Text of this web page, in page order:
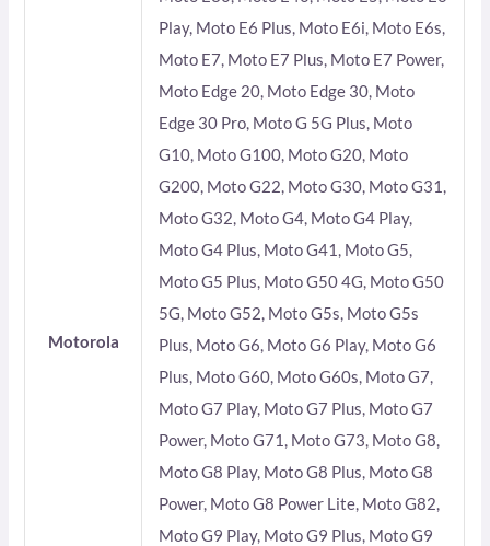
Motorola
Play, Moto E6 Plus, Moto E6i, Moto E6s,
Moto E7, Moto E7 Plus, Moto E7 Power,
Moto Edge 20, Moto Edge 30, Moto
Edge 30 Pro, Moto G 5G Plus, Moto
G10, Moto G100, Moto G20, Moto
G200, Moto G22, Moto G30, Moto G31,
Moto G32, Moto G4, Moto G4 Play,
Moto G4 Plus, Moto G41, Moto G5,
Moto G5 Plus, Moto G50 4G, Moto G50
5G, Moto G52, Moto G5s, Moto G5s
Plus, Moto G6, Moto G6 Play, Moto G6
Plus, Moto G60, Moto G60s, Moto G7,
Moto G7 Play, Moto G7 Plus, Moto G7
Power, Moto G71, Moto G73, Moto G8,
Moto G8 Play, Moto G8 Plus, Moto G8
Power, Moto G8 Power Lite, Moto G82,
Moto G9 Play, Moto G9 Plus, Moto G9